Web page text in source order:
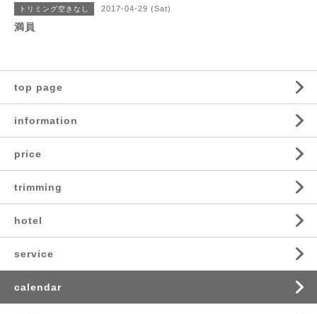
トリミング空きなし 2017-04-29 (Sat)
満員
top page
information
price
trimming
hotel
service
calendar